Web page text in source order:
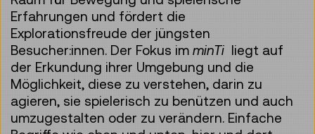
Erfahrungen und fördert die
Explorationsfreude der jüngsten
Besucher:innen. Der Fokus im minTi liegt auf
der Erkundung ihrer Umgebung und die
Möglichkeit, diese zu verstehen, darin zu
agieren, sie spielerisch zu benützen und auch
umzugestalten oder zu verändern. Einfache